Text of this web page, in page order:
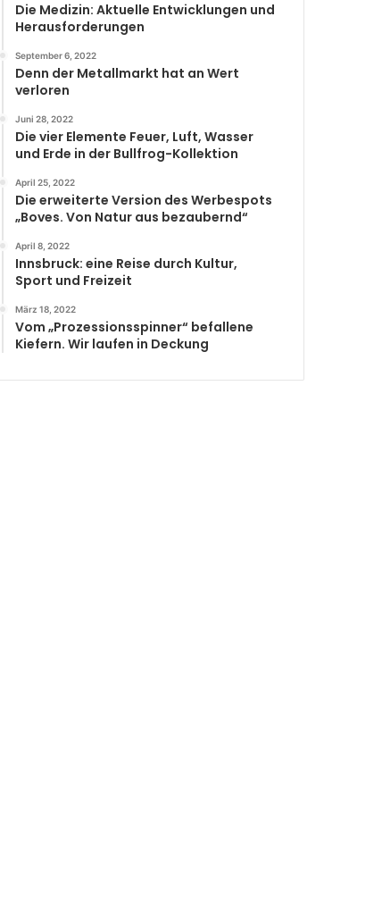
Die Medizin: Aktuelle Entwicklungen und
Herausforderungen
September 6, 2022
Denn der Metallmarkt hat an Wert
verloren
Juni 28, 2022
Die vier Elemente Feuer, Luft, Wasser
und Erde in der Bullfrog-Kollektion
April 25, 2022
Die erweiterte Version des Werbespots
„Boves. Von Natur aus bezaubernd“
April 8, 2022
Innsbruck: eine Reise durch Kultur,
Sport und Freizeit
März 18, 2022
Vom „Prozessionsspinner“ befallene
Kiefern. Wir laufen in Deckung